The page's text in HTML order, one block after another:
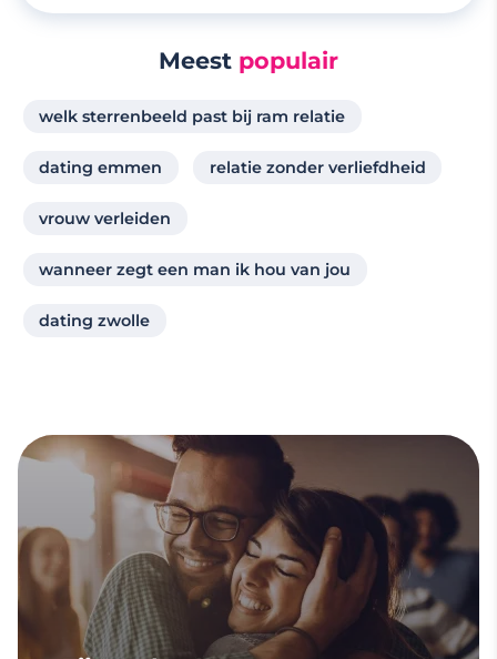
Meest populair
welk sterrenbeeld past bij ram relatie
dating emmen relatie zonder verliefdheid
vrouw verleiden
wanneer zegt een man ik hou van jou
dating zwolle